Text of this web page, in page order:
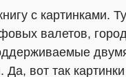
с
валетов,
вот так